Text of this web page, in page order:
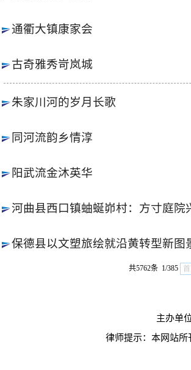
通衢大镇康家会
古奇雅秀岢岚城
朱家川河的岁月长歌
同河流韵乡情淳
阳武流金沐英华
河曲县西口镇蚰蜒峁村：方寸庭
保德县以文塑旅绘就沿黄转型新图
共5762条 1/385
主办单
律师提示：本网站